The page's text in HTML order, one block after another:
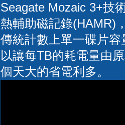
Seagate Mozaic 3+技
熱輔助磁記錄(HAMR)
傳統計數上單一碟片
以讓每TB的耗電量由
個天大的省電利多。